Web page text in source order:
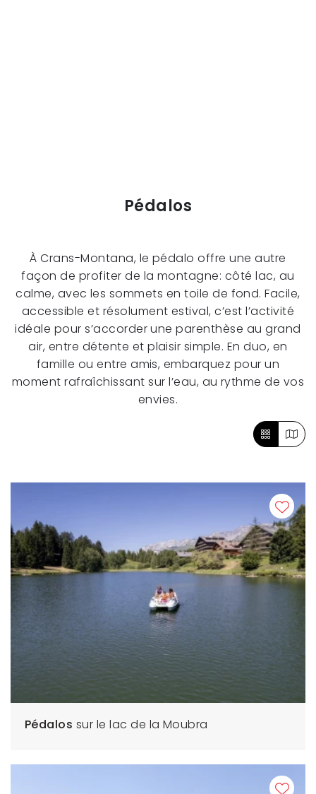
Pédalos
À Crans-Montana, le pédalo offre une autre
façon de profiter de la montagne: côté lac, au
calme, avec les sommets en toile de fond. Facile,
accessible et résolument estival, c’est l’activité
idéale pour s’accorder une parenthèse au grand
air, entre détente et plaisir simple. En duo, en
famille ou entre amis, embarquez pour un
moment rafraîchissant sur l’eau, au rythme de vos
envies.
Pédalos sur le lac de la Moubra